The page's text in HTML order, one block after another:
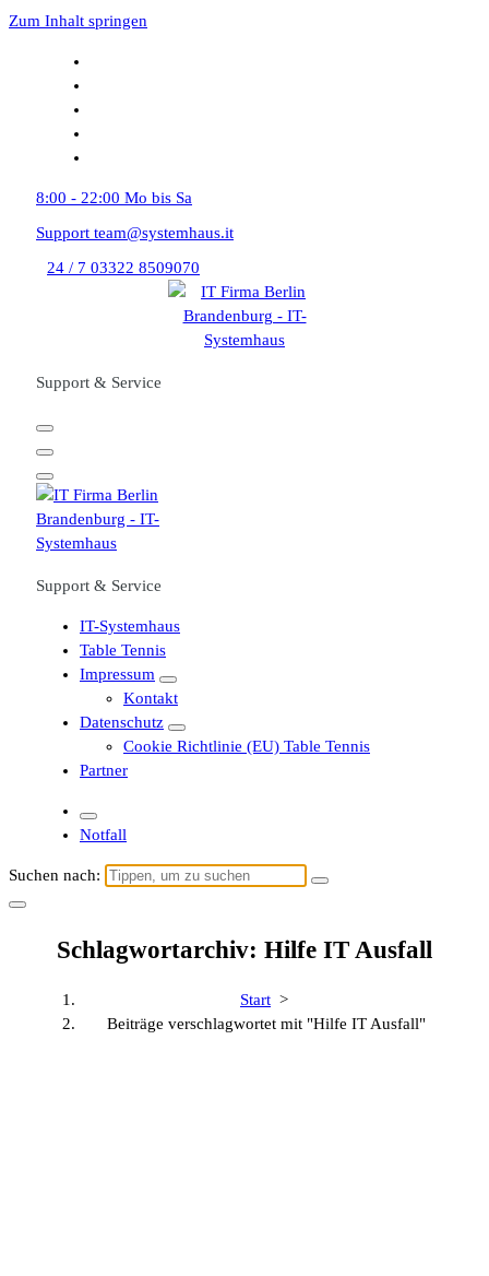
Zum Inhalt springen
8:00 - 22:00 Mo bis Sa
Support team@systemhaus.it
24 / 7 03322 8509070
Support & Service
Support & Service
IT-Systemhaus
Table Tennis
Impressum
Kontakt
Datenschutz
Cookie Richtlinie (EU) Table Tennis
Partner
Notfall
Suchen nach:
Schlagwortarchiv: Hilfe IT Ausfall
Start >
Beiträge verschlagwortet mit "Hilfe IT Ausfall"